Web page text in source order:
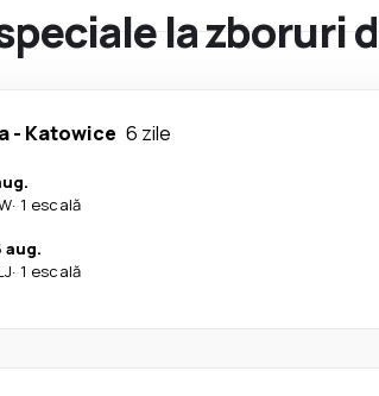
la zboruri
- Katowice 6 zile
· 1 escală
aug.
· 1 escală